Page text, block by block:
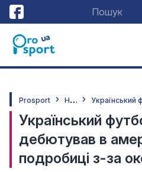
Prosport Н
овини
Український
дебютував в
подробиці з-за